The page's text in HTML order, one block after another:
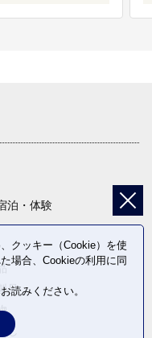
泊・体験
品
し
クッキー（Cookie）を使
場合、Cookieの利用に同
読みください。